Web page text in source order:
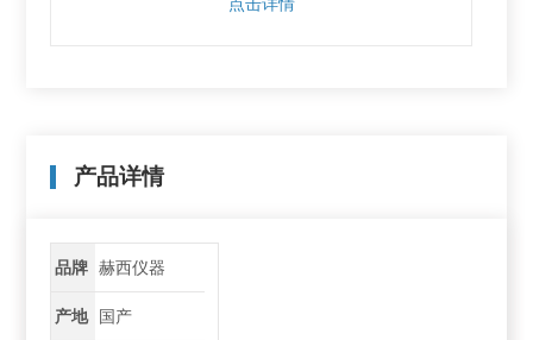
产品详情
品牌 赫西仪器
产地 国产